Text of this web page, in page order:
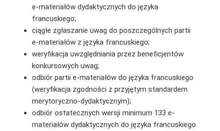
e-materiałów dydaktycznych do języka
francuskiego;
ciągłe zgłaszanie uwag do poszczególnych partii
e-materiałów z języka francuskiego;
weryfikacja uwzględniania przez beneficjentów
konkursowych uwag;
odbiór partii e-materiałów do języka francuskiego
(weryfikacja zgodności z przyjętym standardem
merytoryczno-dydaktycznym);
odbiór ostatecznych wersji minimum 133 e-
materiałów dydaktycznych do języka francuskiego